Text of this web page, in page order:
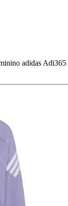
adidas Adi365